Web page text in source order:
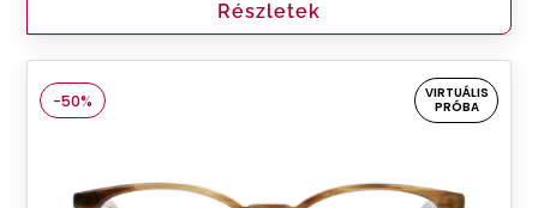
Részletek
-50%
VIRTUÁLIS
PRÓBA